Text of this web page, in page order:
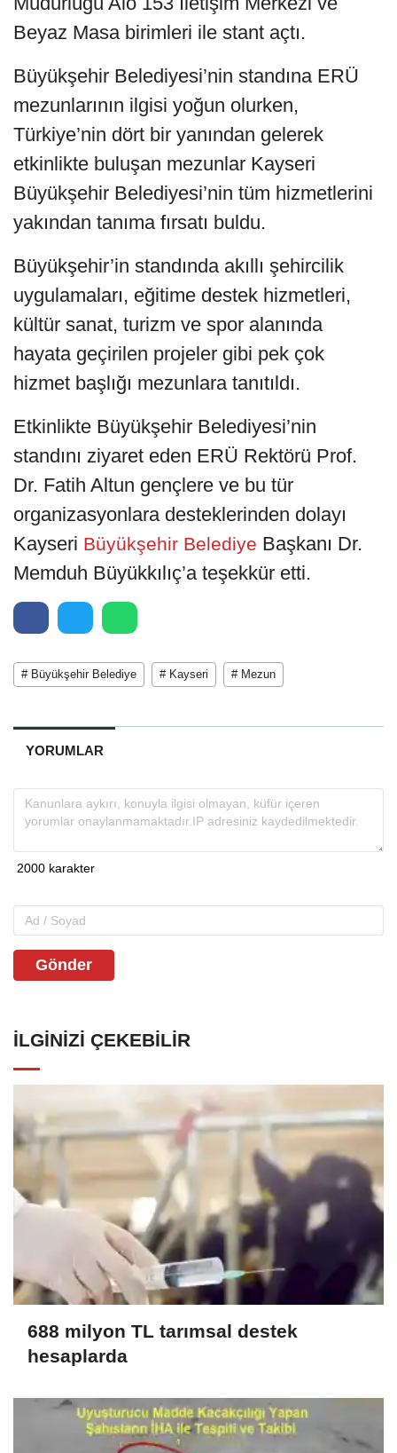
Beyaz Masa birimleri ile stant açtı.
Büyükşehir Belediyesi’nin standına ERÜ
mezunlarının ilgisi yoğun olurken,
Türkiye’nin dört bir yanından gelerek
etkinlikte buluşan mezunlar Kayseri
Büyükşehir Belediyesi’nin tüm hizmetlerini
yakından tanıma fırsatı buldu.
Büyükşehir’in standında akıllı şehircilik
uygulamaları, eğitime destek hizmetleri,
kültür sanat, turizm ve spor alanında
hayata geçirilen projeler gibi pek çok
hizmet başlığı mezunlara tanıtıldı.
Etkinlikte Büyükşehir Belediyesi’nin
standını ziyaret eden ERÜ Rektörü Prof.
Dr. Fatih Altun gençlere ve bu tür
organizasyonlara desteklerinden dolayı
Kayseri Büyükşehir Belediye Başkanı Dr.
Memduh Büyükkılıç’a teşekkür etti.
# Büyükşehir Belediye # Kayseri # Mezun
YORUMLAR
Gönder
İLGINIZI ÇEKEBILIR
688 milyon TL tarımsal destek
hesaplarda